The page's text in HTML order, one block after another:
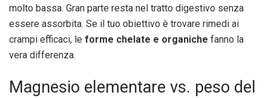
molto bassa. Gran parte resta nel tratto digestivo senza
essere assorbita. Se il tuo obiettivo è trovare rimedi ai
crampi efficaci, le forme chelate e organiche fanno la
vera differenza.
Magnesio elementare vs. peso del